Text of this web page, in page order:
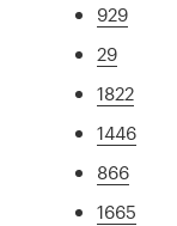
929
29
1822
1446
866
1665